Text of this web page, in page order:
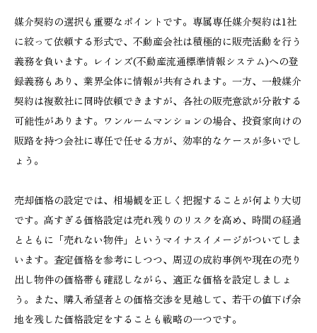
媒介契約の選択も重要なポイントです。専属専任媒介契約は1社
に絞って依頼する形式で、不動産会社は積極的に販売活動を行う
義務を負います。レインズ(不動産流通標準情報システム)への登
録義務もあり、業界全体に情報が共有されます。一方、一般媒介
契約は複数社に同時依頼できますが、各社の販売意欲が分散する
可能性があります。ワンルームマンションの場合、投資家向けの
販路を持つ会社に専任で任せる方が、効率的なケースが多いでし
ょう。
売却価格の設定では、相場観を正しく把握することが何より大切
です。高すぎる価格設定は売れ残りのリスクを高め、時間の経過
とともに「売れない物件」というマイナスイメージがついてしま
います。査定価格を参考にしつつ、周辺の成約事例や現在の売り
出し物件の価格帯も確認しながら、適正な価格を設定しましょ
う。また、購入希望者との価格交渉を見越して、若干の値下げ余
地を残した価格設定をすることも戦略の一つです。